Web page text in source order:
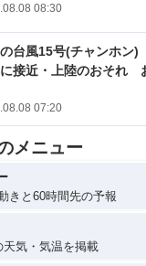
08:30
台風15号(チャンホン
に接近・上陸のおそれ
07:20
メニュー
きと60時間先の予報
気・気温を掲載